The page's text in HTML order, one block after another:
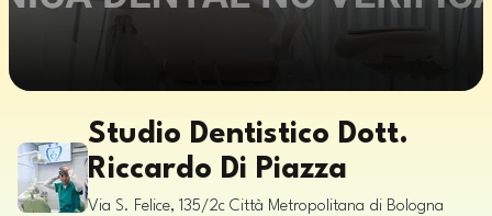
Studio Dentistico Dott.
Riccardo Di Piazza
Via S. Felice, 135/2c Città Metropolitana di Bologna